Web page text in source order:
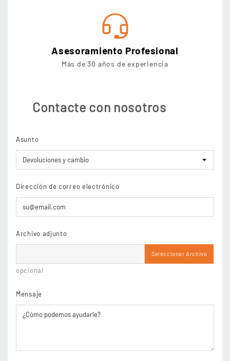
Asesoramiento Profesional
Más de 30 años de experiencia
Contacte con nosotros
Asunto
Dirección de correo electrónico
Archivo adjunto
Seleccionar Archivo
opcional
Mensaje